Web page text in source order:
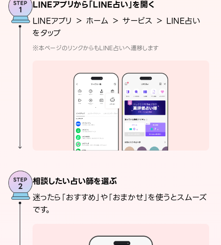
LINEアプリから「LINE占い」を開く
LINEアプリ ＞ ホーム ＞ サービス ＞ LINE占い
をタップ
※本ページのリンクからもLINE占いへ遷移します
相談したい占い師を選ぶ
迷ったら「おすすめ」や「おまかせ」を使うとスムーズ
です。